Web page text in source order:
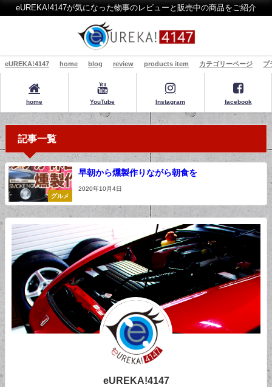
eUREKA!4147が気になった物事のレビューと販売中の商品をご紹介
eUREKA!4147 home blog review products item カテゴリーページ プ
home YouTube Instagram facebook
記事一覧
グルメ
早朝から燻製作りながら朝食を
2020年10月4日
eUREKA!4147